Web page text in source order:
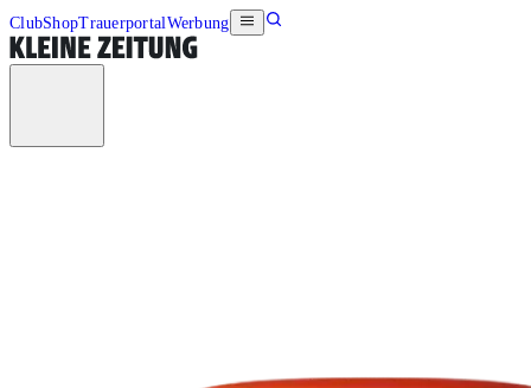
ClubShopTrauerportalWerbung